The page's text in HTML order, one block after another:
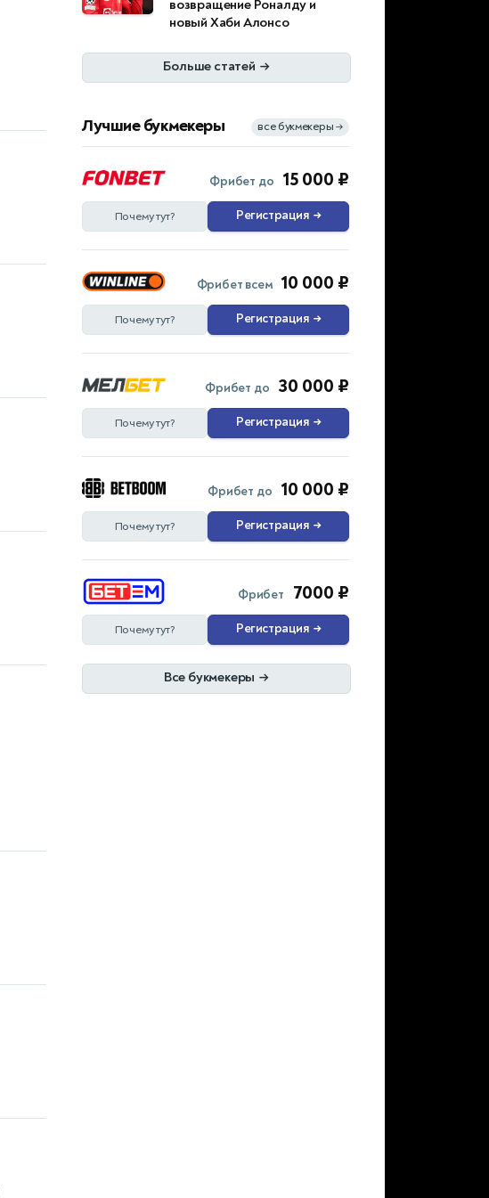
возвращение Роналду и
новый Хаби Алонсо
Больше статей →
Лучшие букмекеры все букмекеры →
Фрибет до 15 000 ₽
Почему тут? Регистрация →
Фрибет всем 10 000 ₽
Почему тут? Регистрация →
Фрибет до 30 000 ₽
Почему тут? Регистрация →
Фрибет до 10 000 ₽
Почему тут? Регистрация →
Фрибет 7000 ₽
Почему тут? Регистрация →
Все букмекеры →